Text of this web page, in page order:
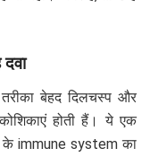
बेहद दिलचस्प और
होती हैं। ये एक
के immune system का